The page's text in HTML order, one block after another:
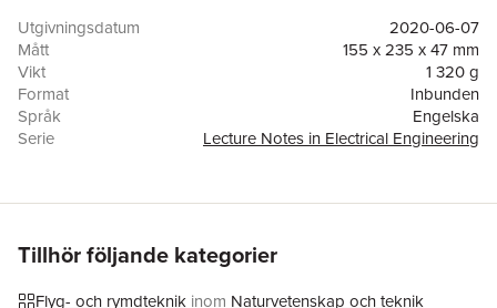
sessions in CSNC2020, which broadly covered key topics in
GNSS. Readers can learn about the BDS and keep abreast of
the latest advances in GNSS techniques and applications.
Utgivningsdatum
2020-06-07
Mått
155 x 235 x 47 mm
Vikt
1 320 g
Format
Inbunden
Språk
Engelska
Serie
Lecture Notes in Electrical Engineering
Förlag
Springer Verlag, Singapore
Tillhör följande kategorier
Flyg- och rymdteknik inom Naturvetenskap och teknik